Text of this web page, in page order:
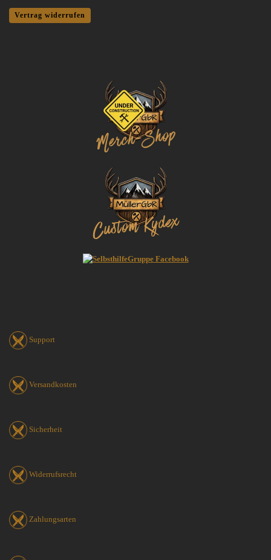
Vertrag widerrufen
Support
Versandkosten
Sicherheit
Widerrufsrecht
Zahlungsarten